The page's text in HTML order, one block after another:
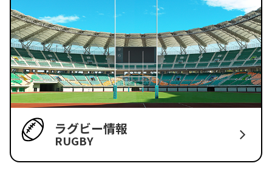
ラグビー情報
RUGBY